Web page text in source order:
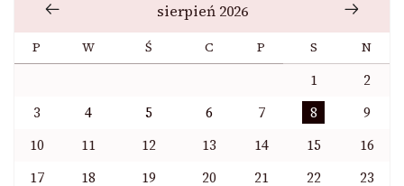
sierpień 2026
P W Ś C P S N
1
2
3
4 5 6 7 8
9
10
11 12 13 14 15
16
17
18 19 20 21 22 23